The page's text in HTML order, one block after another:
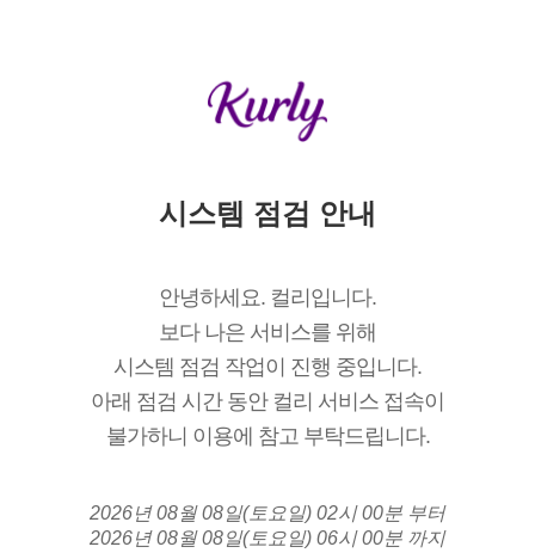
시스템 점검 안내
안녕하세요. 컬리입니다.
보다 나은 서비스를 위해
시스템 점검 작업이 진행 중입니다.
아래 점검 시간 동안 컬리 서비스 접속이
불가하니 이용에 참고 부탁드립니다.
2026년 08월 08일(토요일) 02시 00분 부터
2026년 08월 08일(토요일) 06시 00분 까지